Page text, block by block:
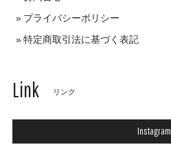
プライバシーポリシー
特定商取引法に基づく表記
Link リンク
Instagram